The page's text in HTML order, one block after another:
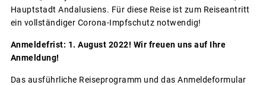
Hauptstadt Andalusiens. Für diese Reise ist zum Reiseantritt
ein vollständiger Corona-Impfschutz notwendig!
Anmeldefrist: 1. August 2022! Wir freuen uns auf Ihre
Anmeldung!
Das ausführliche Reiseprogramm und das Anmeldeformular